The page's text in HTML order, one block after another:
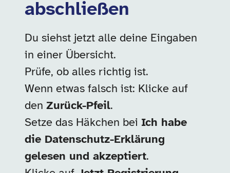
abschließen
Du siehst jetzt alle deine Eingaben
in einer Übersicht.
Prüfe, ob alles richtig ist.
Wenn etwas falsch ist: Klicke auf
den Zurück-Pfeil.
Setze das Häkchen bei Ich habe
die Datenschutz-Erklärung
gelesen und akzeptiert.